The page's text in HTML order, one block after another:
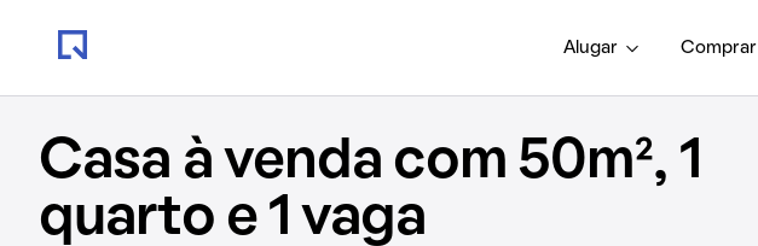
Alugar Comprar
Casa à venda com 50m², 1
quarto e 1 vaga